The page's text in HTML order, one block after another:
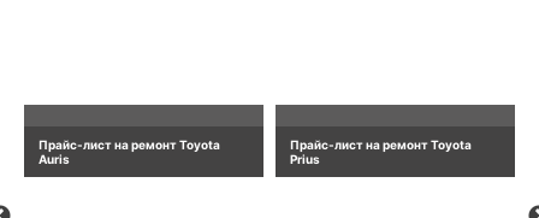
Прайс-лист на ремонт Toyota
Auris
Прайс-лист на ремонт Toyota
Prius